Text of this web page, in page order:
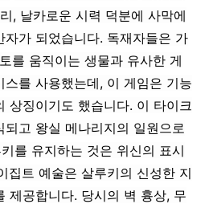
, 날카로운 시력 덕분에 사막에
가 되었습니다. 독재자들은 가
를 움직이는 생물과 유사한 게
를 사용했는데, 이 게임은 기능
상징이기도 했습니다. 이 타이크
고 왕실 메나리지의 일원으로
를 유지하는 것은 위신의 표시
집트 예술은 살루키의 신성한 지
제공합니다. 당시의 벽 흉상, 무